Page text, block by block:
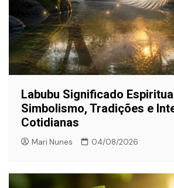
Labubu Significado
Simbolismo, Tradições e
Cotidianas
Mari Nunes 04/08/2026